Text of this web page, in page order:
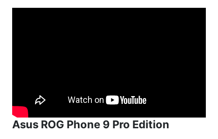
Asus ROG Phone 9 Pro Edition